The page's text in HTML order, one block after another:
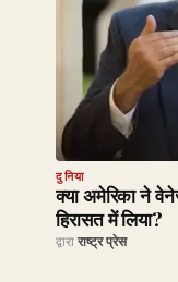
दुनिया
क्या अमेरिका ने
हिरासत में लिया?
द्वारा राष्ट्र प्रेस